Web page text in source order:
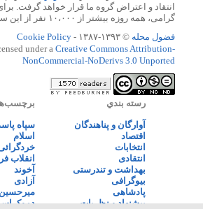
انتقاد و اعتراض گروه ما قرار خواهد گرفت.
گرامی، همه روزه بیشتر از ۱۰،۰۰۰ نفر از این سایت دیدن می کنند.
فضول محله © ۱۳۹۳-۱۳۸۷ -
Cookie Policy
under a Creative Commons Attribution-
NonCommercial-NoDerivs 3.0 Unported
رسته بندي
آوارگان و پناهندگان
اقتصاد
انتخابات
انتقادی
بهداشت و تندرستی
بیوگرافی
پادشاهی
پیشنهاد و نظریات
سپاه
اسلام
انقلاب
آخوند
آزادی